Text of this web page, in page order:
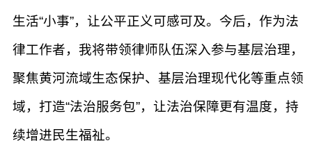
生活“小事”，让公平正义可感可及。今后，作为法
律工作者，我将带领律师队伍深入参与基层治理，
聚焦黄河流域生态保护、基层治理现代化等重点领
域，打造“法治服务包”，让法治保障更有温度，持
续增进民生福祉。